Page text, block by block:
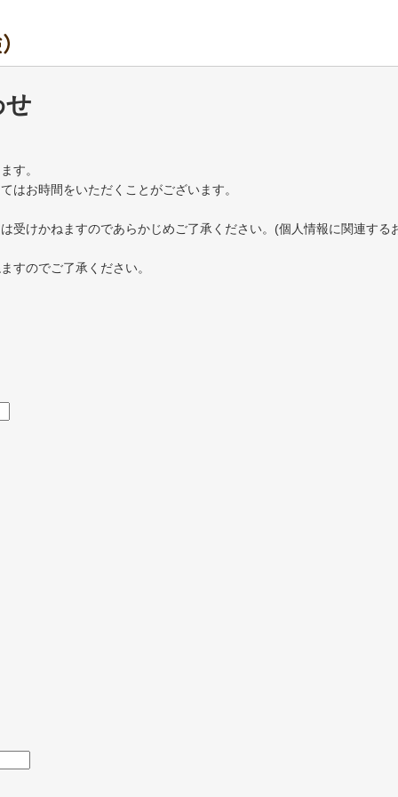
せ
す。
お時間をいただくことがございます。
けかねますのであらかじめご了承ください。(個人情報に関連す
すのでご了承ください。